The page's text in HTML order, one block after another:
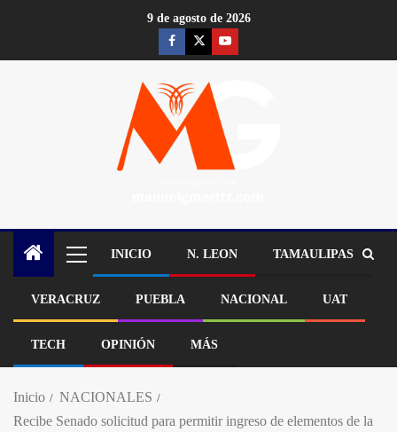
9 de agosto de 2026
INICIO N. LEON TAMAULIPAS
VERACRUZ PUEBLA NACIONAL UAT
TECH OPINIÓN MÁS
Inicio
NACIONALES
Recibe Senado solicitud para permitir ingreso de elementos de la